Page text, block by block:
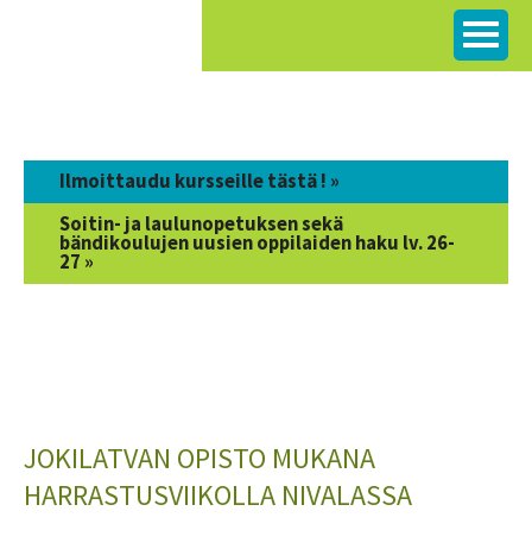
Ilmoittaudu kursseille tästä ! »
Soitin- ja laulunopetuksen sekä
bändikoulujen uusien oppilaiden haku lv. 26-
27 »
JOKILATVAN OPISTO MUKANA
HARRASTUSVIIKOLLA NIVALASSA